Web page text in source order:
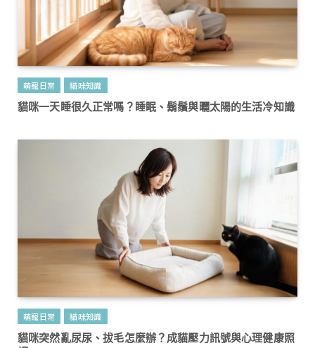
萌寵日常
貓咪知識
貓咪一天睡很久正常嗎？睡眠、鬍鬚與曬太陽的生活冷知識
萌寵日常
貓咪知識
貓咪突然亂尿尿、拔毛怎麼辦？成貓壓力訊號與心理健康照